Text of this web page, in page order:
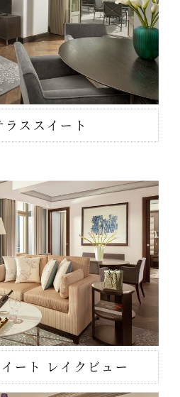
ススイート
ート レイクビュー